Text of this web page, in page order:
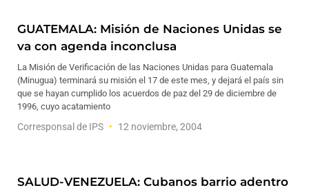
GUATEMALA: Misión de Naciones Unidas se
va con agenda inconclusa
La Misión de Verificación de las Naciones Unidas para Guatemala
(Minugua) terminará su misión el 17 de este mes, y dejará el país sin
que se hayan cumplido los acuerdos de paz del 29 de diciembre de
1996, cuyo acatamiento
Corresponsal de IPS 12 noviembre, 2004
SALUD-VENEZUELA: Cubanos barrio adentro